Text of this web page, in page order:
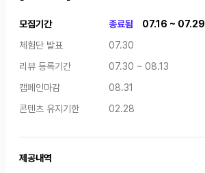
모집기간 종료됨
07.16 ~ 07.29
체험단 발표
07.30
리뷰 등록기간
07.30 ~ 08.13
캠페인마감
08.31
콘텐츠 유지기한
02.28
제공내역